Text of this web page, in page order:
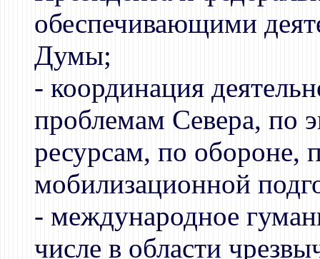
обеспечивающими
Думы;
- координация
проблемам Севера, по
ресурсам, по обороне,
мобилизационной
- международное
числе в области